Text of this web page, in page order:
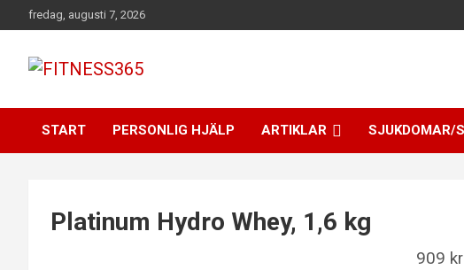
Hoppa
till
fredag, augusti 7, 2026
FITNESS365
START PERSONLIG HJÄLP ARTIKLAR SJUKDOMAR/
Platinum Hydro Whey, 1,6 kg
909 kr